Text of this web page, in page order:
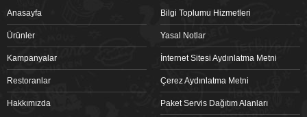
Anasayfa
Ürünler
Kampanyalar
Restoranlar
Hakkımızda
Bilgi Toplumu Hizmetleri
Yasal Notlar
İnternet Sitesi Aydınlatma Metni
Çerez Aydınlatma Metni
Paket Servis Dağıtım Alanları